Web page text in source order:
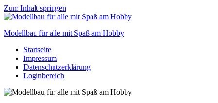
Zum Inhalt springen
Modellbau für alle mit Spaß am Hobby
Scale
modelling
to
Startseite
Impressum
Datenschutzerklärung
Loginbereich